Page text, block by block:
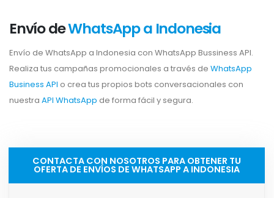
Envío deWhatsApp a Indonesia
Envío de WhatsApp a Indonesia con WhatsApp Bussiness API.
Realiza tus campañas promocionales a través de WhatsApp
Business API o crea tus propios bots conversacionales con
nuestra API WhatsApp de forma fácil y segura.
CONTACTA CON NOSOTROS PARA OBTENER TU
OFERTA DE ENVÍOS DE WHATSAPP A INDONESIA